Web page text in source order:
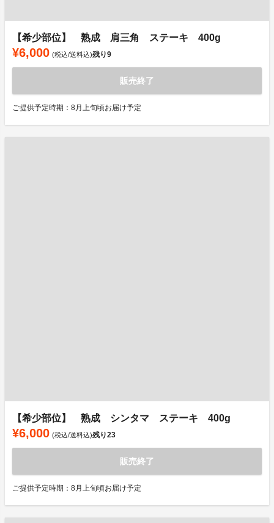
【希少部位】 熟成 肩三角 ステーキ 400g
¥6,000 (税込/送料込)残り9
販売終了
ご提供予定時期：8月上旬頃お届け予定
【希少部位】 熟成 シンタマ ステーキ 400g
¥6,000 (税込/送料込)残り23
販売終了
ご提供予定時期：8月上旬頃お届け予定